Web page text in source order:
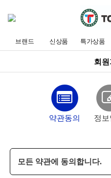
브랜드 신상품 특가상품
회
약관동의 정
모든 약관에 동의합니다.